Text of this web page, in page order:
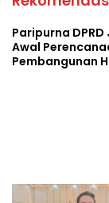
Paripurna
Awal
Pembangunan